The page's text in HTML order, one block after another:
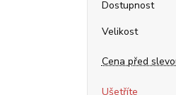
Dostupnost
Velikost
Cena před
Ušetříte